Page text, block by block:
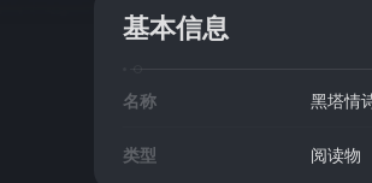
基本信息
名称 黑塔情
类型 阅读物